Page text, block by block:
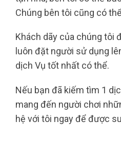
Chúng bên tôi cũng có
Khách dãy của chúng tôi
luôn đặt người sử dụng
dịch Vụ tốt nhất có thể.
Nếu bạn đã kiếm tìm 1
mang đến người chơi
hệ với tôi ngay để được